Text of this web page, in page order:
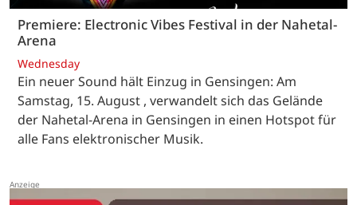
Premiere: Electronic Vibes Festival in der Nahetal-
Arena
Wednesday
Ein neuer Sound hält Einzug in Gensingen: Am
Samstag, 15. August , verwandelt sich das Gelände
der Nahetal-Arena in Gensingen in einen Hotspot für
alle Fans elektronischer Musik.